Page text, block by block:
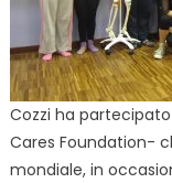
Cozzi ha
Cares Foundation-
mondiale, in